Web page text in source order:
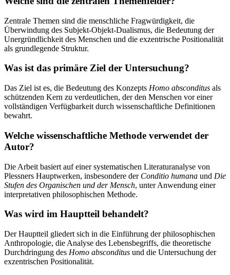
Zentrale Themen sind die menschliche Fragwürdigkeit, die
Überwindung des Subjekt-Objekt-Dualismus, die Bedeutung der
Unergründlichkeit des Menschen und die exzentrische Positionalität
als grundlegende Struktur.
Was ist das primäre Ziel der Untersuchung?
Das Ziel ist es, die Bedeutung des Konzepts Homo absconditus als
schützenden Kern zu verdeutlichen, der den Menschen vor einer
vollständigen Verfügbarkeit durch wissenschaftliche Definitionen
bewahrt.
Welche wissenschaftliche Methode verwendet der
Autor?
Die Arbeit basiert auf einer systematischen Literaturanalyse von
Plessners Hauptwerken, insbesondere der Conditio humana und Die
Stufen des Organischen und der Mensch, unter Anwendung einer
interpretativen philosophischen Methode.
Was wird im Hauptteil behandelt?
Der Hauptteil gliedert sich in die Einführung der philosophischen
Anthropologie, die Analyse des Lebensbegriffs, die theoretische
Durchdringung des Homo absconditus und die Untersuchung der
exzentrischen Positionalität.